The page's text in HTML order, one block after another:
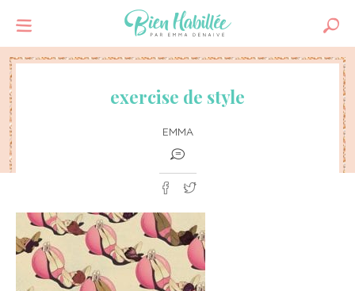
exercise de style
EMMA